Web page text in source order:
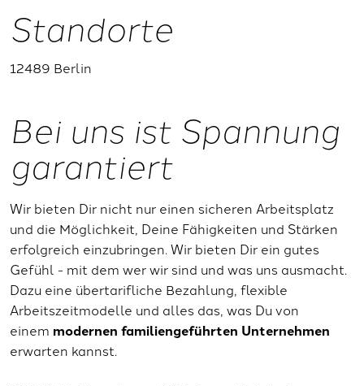
Standorte
12489 Berlin
Bei uns ist Spannung
garantiert
Wir bieten Dir nicht nur einen sicheren Arbeitsplatz
und die Möglichkeit, Deine Fähigkeiten und Stärken
erfolgreich einzubringen. Wir bieten Dir ein gutes
Gefühl - mit dem wer wir sind und was uns ausmacht.
Dazu eine übertarifliche Bezahlung, flexible
Arbeitszeitmodelle und alles das, was Du von
einem modernen familiengeführten Unternehmen
erwarten kannst.